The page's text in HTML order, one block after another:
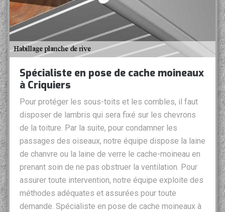
Spécialiste en pose de cache moineaux
à Criquiers
Pour protéger les sous-toits et les combles, il faut
disposer de lambris qui sera fixé sur les chevrons
de la toiture. Par la suite, pour condamner les
passages des oiseaux, notre équipe dispose la laine
de chanvre ou la laine de verre le cache-moineau en
prenant soin de ne pas obstruer la ventilation. Pour
assurer toute intervention, notre équipe exploite des
méthodes adéquates et assurées pour toute
demande. Spécialiste en pose de cache moineaux à